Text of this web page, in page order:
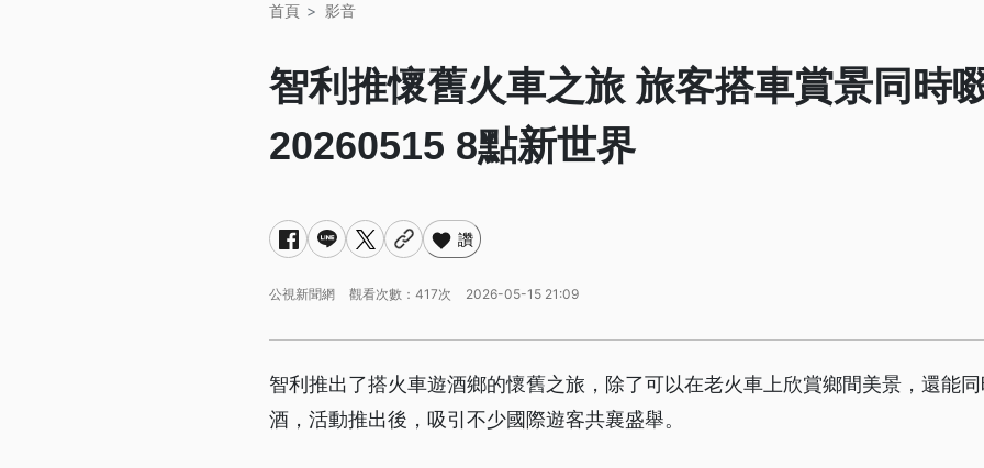
首頁 影音
智利推懷舊火車之旅 旅客搭車賞景同時
20260515 8點新世界
讚
公視新聞網 觀看次數：417次 2026-05-15 21:09
智利推出了搭火車遊酒鄉的懷舊之旅，除了可以在老火車上欣賞鄉間美景，還能
酒，活動推出後，吸引不少國際遊客共襄盛舉。